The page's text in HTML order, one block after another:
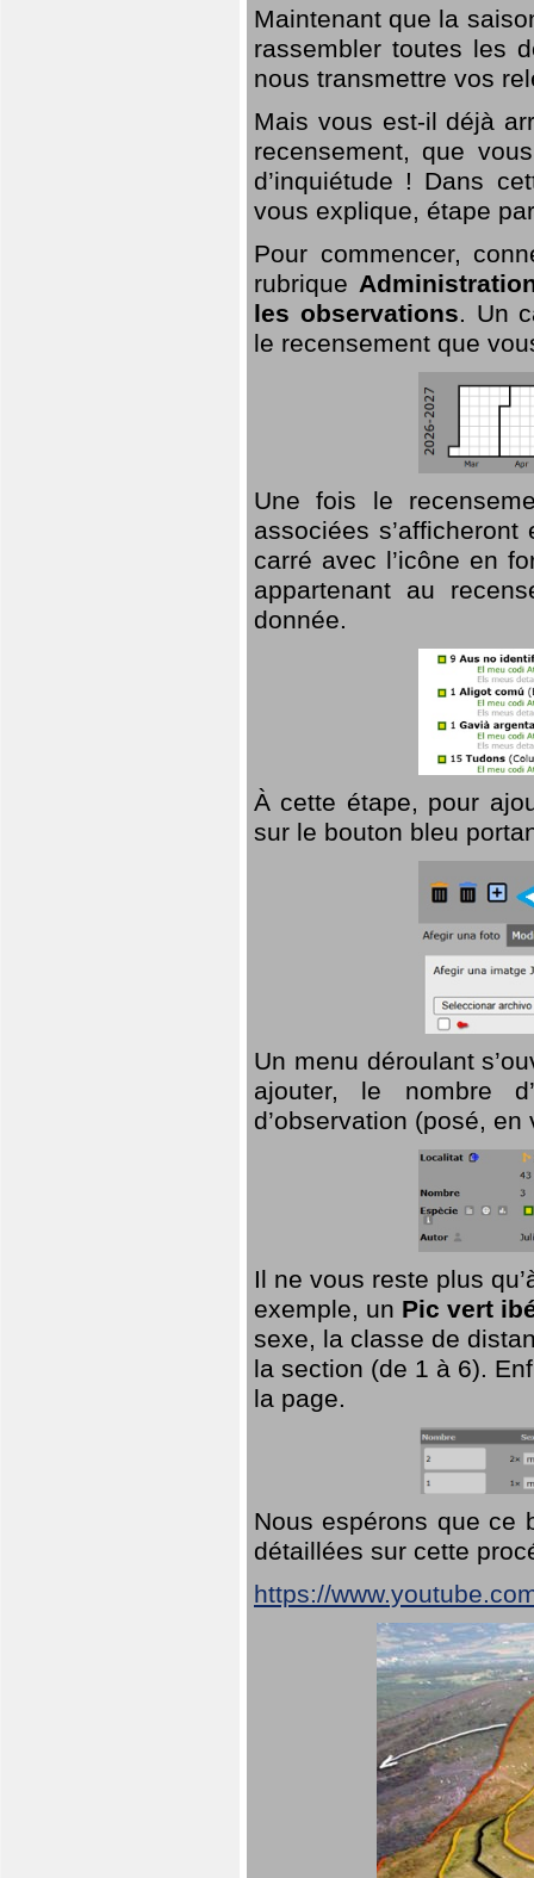
Maintenant que la
rassembler toutes les
nous transmettre vos
Mais vous est-il déjà
recensement, que
d’inquiétude ! Dans
vous explique, étape
Pour commencer,
rubrique
les observations. Un
le recensement que
Une fois le
associées
carré avec l’icône en
appartenant au
donnée.
À cette étape, pour
sur le bouton bleu
Un menu déroulant
ajouter, le nombre
d’observation (posé,
Il ne vous reste plus
exemple, un Pic vert
sexe, la classe de
la section (de 1 à 6).
la page.
Nous espérons que ce
détaillées sur cette
https://